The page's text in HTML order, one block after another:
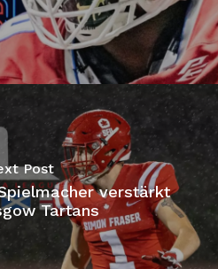
Post
verstärkt
Tartans